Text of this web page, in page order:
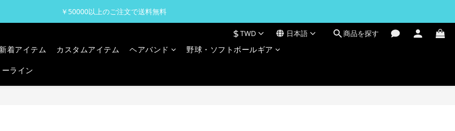
￥50000以上のご注文で送料無料
$TWD 日本語 商品を探す
新着アイテム カスタムアイテム ヘアバンド 野球・ソフトボールギア
ーライン